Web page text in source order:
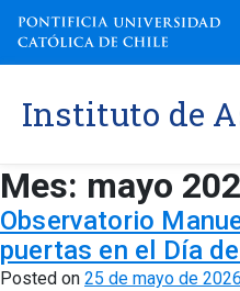
Skip
content
Instituto de
Mes: mayo
Observatorio
puertas en el Día
Posted on 25 de mayo de 2026